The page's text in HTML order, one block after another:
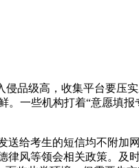
品级高，收集平台要压
一些机构打着“意愿填报
给考生的短信均不附加
律风等领会相关政策。及